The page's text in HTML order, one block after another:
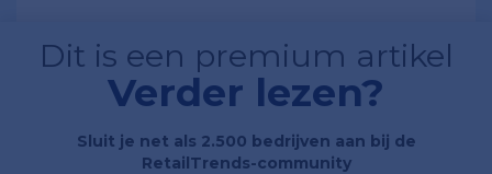
Dit is een premium artikel
Verder lezen?
Sluit je net als 2.500 bedrijven aan bij de
RetailTrends-community